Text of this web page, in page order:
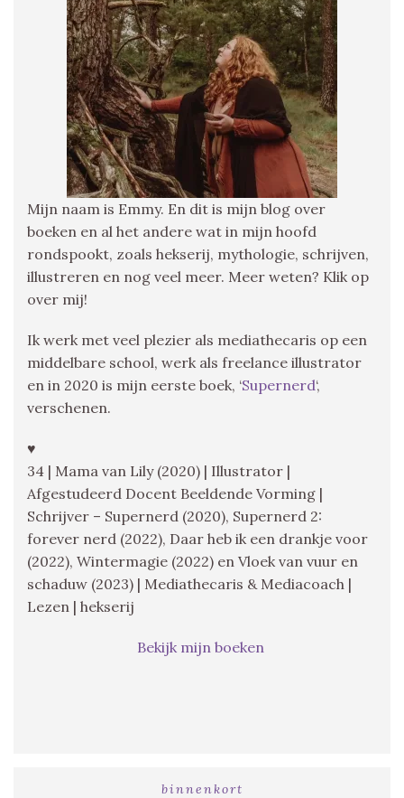
Mijn naam is Emmy. En dit is mijn blog over
boeken en al het andere wat in mijn hoofd
rondspookt, zoals hekserij, mythologie, schrijven,
illustreren en nog veel meer. Meer weten? Klik op
over mij!
Ik werk met veel plezier als mediathecaris op een
middelbare school, werk als freelance illustrator
en in 2020 is mijn eerste boek, ‘Supernerd‘,
verschenen.
♥
34 | Mama van Lily (2020) | Illustrator |
Afgestudeerd Docent Beeldende Vorming |
Schrijver – Supernerd (2020), Supernerd 2:
forever nerd (2022), Daar heb ik een drankje voor
(2022), Wintermagie (2022) en Vloek van vuur en
schaduw (2023) | Mediathecaris & Mediacoach |
Lezen | hekserij
Bekijk mijn boeken
binnenkort